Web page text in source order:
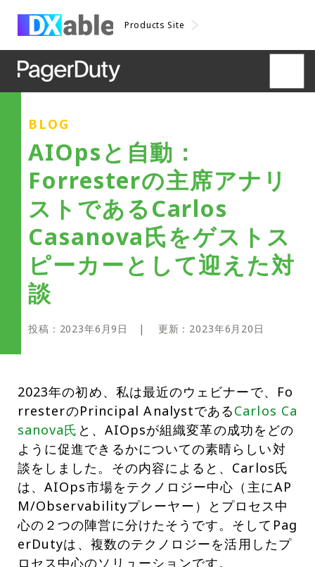
Products Site
BLOG
AIOpsと自動：
Forresterの主席アナリ
ストであるCarlos
Casanova氏をゲストス
ピーカーとして迎えた対
談
投稿： 2023年6月9日 | 更新： 2023年6月20日
2023年の初め、私は最近のウェビナーで、Fo
rresterのPrincipal AnalystであるCarlos Ca
sanova氏 と、AIOpsが組織変革の成功をどの
ように促進できるかについての素晴らしい対
談をしました。その内容によると、Carlos氏
は、AIOps市場をテクノロジー中心（主にAP
M/Observabilityプレーヤー）とプロセス中
心の２つの陣営に分けたそうです。そしてPag
erDutyは、複数のテクノロジーを活用したプ
ロセス中心のソリューションです。